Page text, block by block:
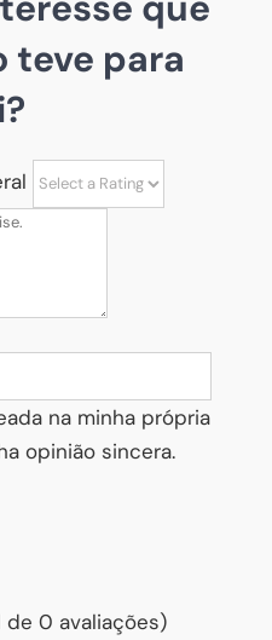
teve para
na minha própria
opinião sincera.
0 avaliações)